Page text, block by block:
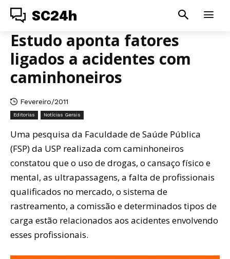
SC24h
Estudo aponta fatores
ligados a acidentes com
caminhoneiros
Fevereiro/2011
Editorias Notícias Gerais
Uma pesquisa da Faculdade de Saúde Pública
(FSP) da USP realizada com caminhoneiros
constatou que o uso de drogas, o cansaço físico e
mental, as ultrapassagens, a falta de profissionais
qualificados no mercado, o sistema de
rastreamento, a comissão e determinados tipos de
carga estão relacionados aos acidentes envolvendo
esses profissionais.